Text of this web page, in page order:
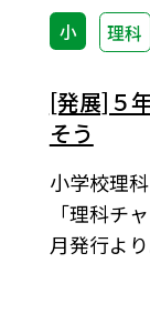
小 理科
[発展]５
そう
小学校理
「理科チ
月発行よ
ージ）の